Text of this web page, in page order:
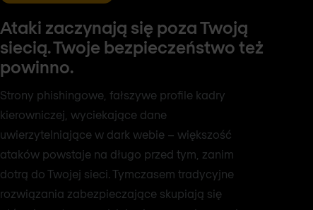
Ataki zaczynają się poza Twoją
siecią. Twoje bezpieczeństwo też
powinno.
Strony phishingowe, fałszywe profile kadry
kierowniczej, wyciekające dane
uwierzytelniające w dark webie – większość
ataków powstaje na długo przed tym, zanim
dotrą do Twojej sieci. Tymczasem tradycyjne
rozwiązania zabezpieczające skupiają się